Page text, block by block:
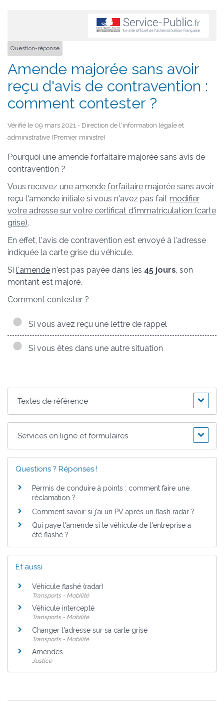
Question-réponse
Amende majorée sans avoir
reçu d'avis de contravention :
comment contester ?
Vérifié le 09 mars 2021 - Direction de l'information légale et
administrative (Premier ministre)
Pourquoi une amende forfaitaire majorée sans avis de
contravention ?
Vous recevez une amende forfaitaire majorée sans avoir
reçu l'amende initiale si vous n'avez pas fait modifier
votre adresse sur votre certificat d'immatriculation (carte
grise).
En effet, l'avis de contravention est envoyé à l'adresse
indiquée la carte grise du véhicule.
Si l'amende n'est pas payée dans les 45 jours, son
montant est majoré.
Comment contester ?
Si vous avez reçu une lettre de rappel
Si vous êtes dans une autre situation
Textes de référence
Services en ligne et formulaires
Questions ? Réponses !
Permis de conduire à points : comment faire une
réclamation ?
Comment savoir si j'ai un PV après un flash radar ?
Qui paye l'amende si le véhicule de l'entreprise a
été flashé ?
Et aussi
Véhicule flashé (radar)
Transports - Mobilité
Véhicule intercepté
Transports - Mobilité
Changer l'adresse sur sa carte grise
Transports - Mobilité
Amendes
Justice